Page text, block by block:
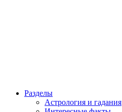
Разделы
Астрология и гадания